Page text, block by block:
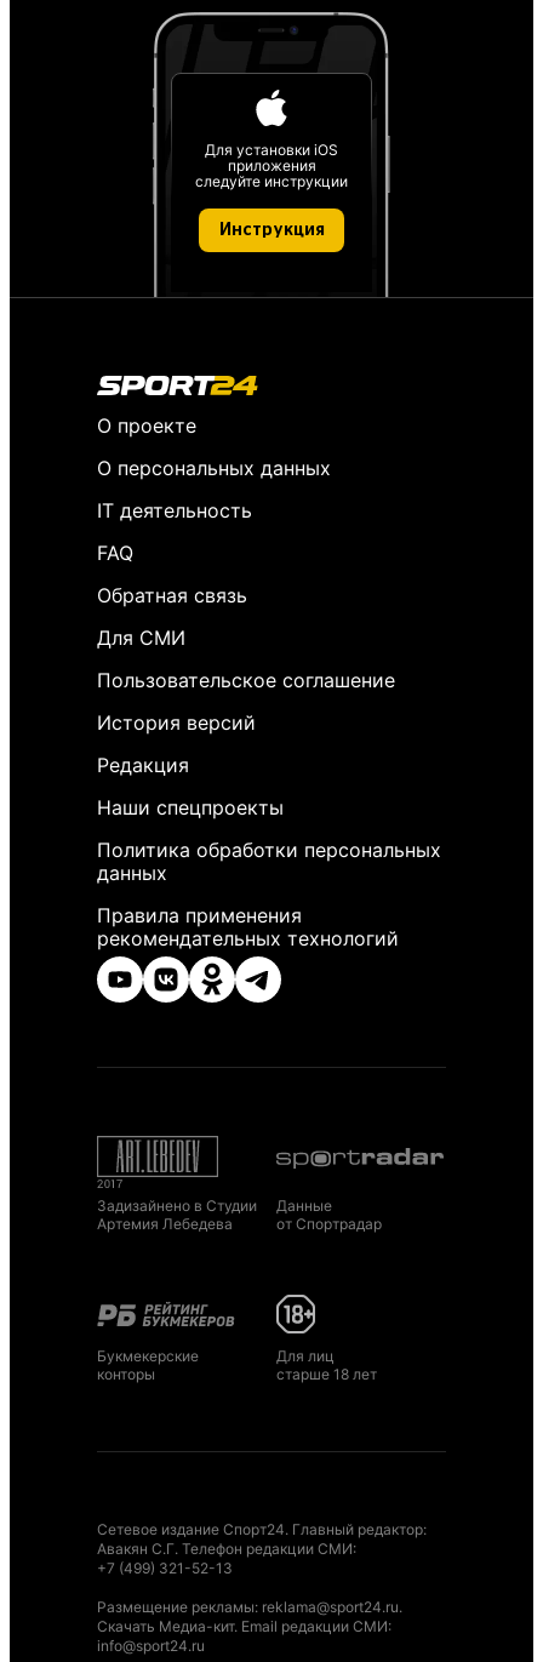
Для установки iOS
приложения
следуйте инструкции
Инструкция
О проекте
О персональных данных
IT деятельность
FAQ
Обратная связь
Для СМИ
Пользовательское соглашение
История версий
Редакция
Наши спецпроекты
Политика обработки персональных
данных
Правила применения
рекомендательных технологий
Задизайнено в Студии
Артемия Лебедева
Данные
от Спортрадар
Букмекерские
конторы
Для лиц
старше 18 лет
Сетевое издание Спорт24. Главный редактор:
Авакян С.Г. Телефон редакции СМИ:
+7 (499) 321-52-13
Размещение рекламы: reklama@sport24.ru.
Скачать Медиа-кит. Email редакции СМИ:
info@sport24.ru